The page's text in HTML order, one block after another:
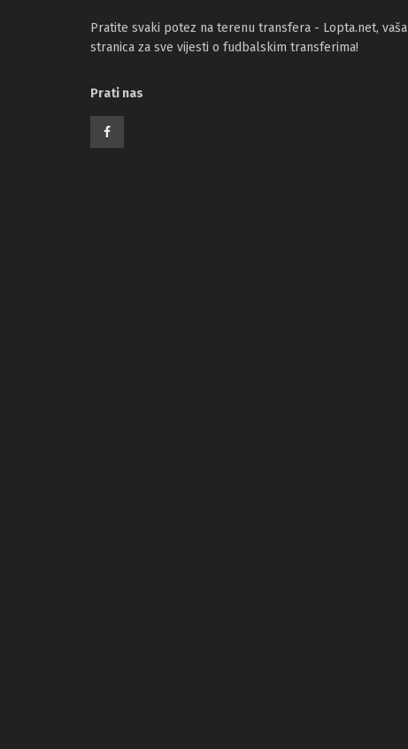
Pratite svaki potez na terenu transfera - Lopta.net, vaša
stranica za sve vijesti o fudbalskim transferima!
Prati nas